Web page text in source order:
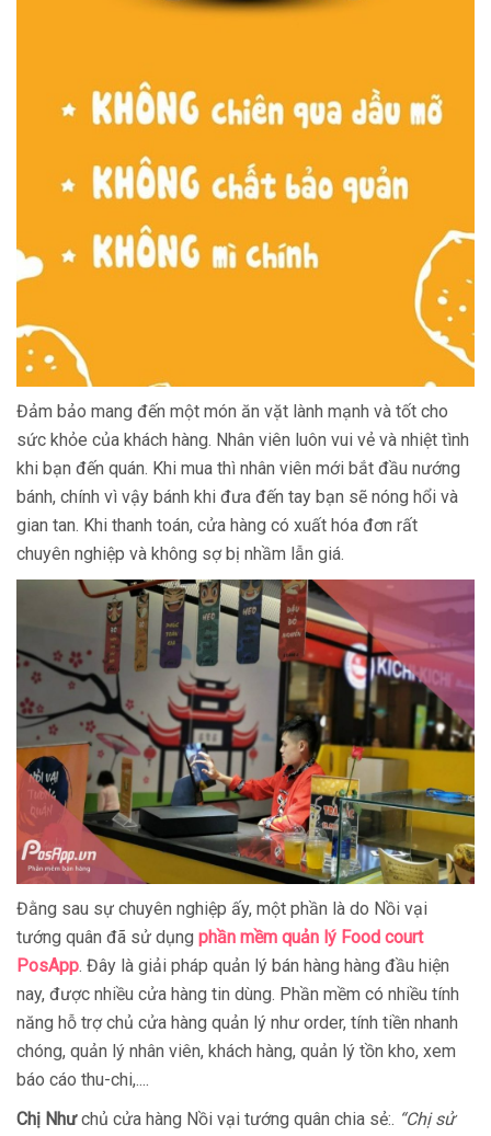
Đảm bảo mang đến một món ăn vặt lành mạnh và tốt cho
sức khỏe của khách hàng. Nhân viên luôn vui vẻ và nhiệt tình
khi bạn đến quán. Khi mua thì nhân viên mới bắt đầu nướng
bánh, chính vì vậy bánh khi đưa đến tay bạn sẽ nóng hổi và
gian tan. Khi thanh toán, cửa hàng có xuất hóa đơn rất
chuyên nghiệp và không sợ bị nhầm lẫn giá.
Đằng sau sự chuyên nghiệp ấy, một phần là do Nồi vại
tướng quân đã sử dụng phần mềm quản lý Food court
PosApp. Đây là giải pháp quản lý bán hàng hàng đầu hiện
nay, được nhiều cửa hàng tin dùng. Phần mềm có nhiều tính
năng hỗ trợ chủ cửa hàng quản lý như order, tính tiền nhanh
chóng, quản lý nhân viên, khách hàng, quản lý tồn kho, xem
báo cáo thu-chi,....
Chị Nhưchủ cửa hàng Nồi vại tướng quân chia sẻ:. “Chị sử